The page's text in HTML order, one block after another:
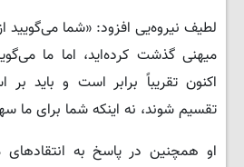
لطیف نیروەیی افزود: «شما می‌گویید
میهنی گذشت کرده‌اید، اما ما
اکنون تقریباً برابر است و باید
تقسیم شوند، نه اینکه شما برای ما
او همچنین در پاسخ به انتقادهای